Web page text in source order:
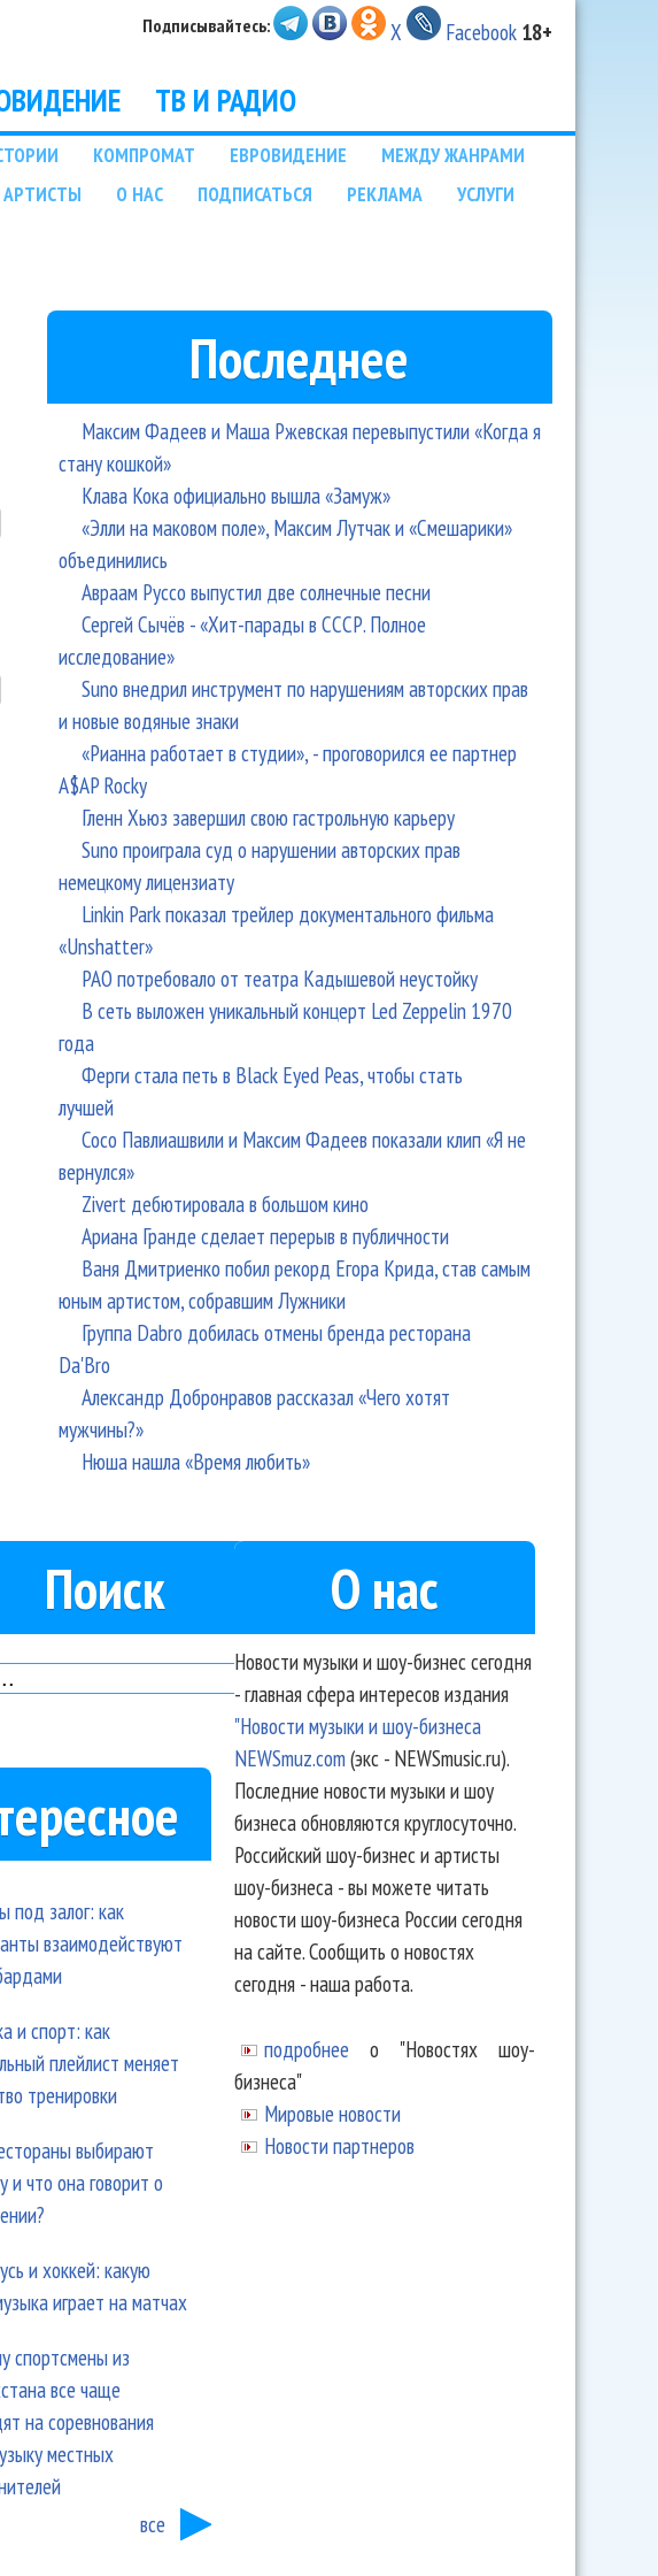
Подписывайтесь: X Facebook 18+
ТВ И РАДИО
КОМПРОМАТ ЕВРОВИДЕНИЕ
МЕЖДУ ЖАНРАМИ
АРТИСТЫ О НАС ПОДПИСАТЬСЯ РЕКЛАМА
УСЛУГИ
Последнее
Максим Фадеев и Маша Ржевская перевыпустили «Когда я
стану кошкой»
Клава Кока официально вышла «Замуж»
«Элли на маковом поле», Максим Лутчак и «Смешарики»
объединились
Авраам Руссо выпустил две солнечные песни
Сергей Сычёв - «Хит-парады в СССР. Полное
исследование»
Suno внедрил инструмент по нарушениям авторских прав
и новые водяные знаки
«Рианна работает в студии», - проговорился ее партнер
A$AP Rocky
Гленн Хьюз завершил свою гастрольную карьеру
Suno проиграла суд о нарушении авторских прав
немецкому лицензиату
Linkin Park показал трейлер документального фильма
«Unshatter»
РАО потребовало от театра Кадышевой неустойку
В сеть выложен уникальный концерт Led Zeppelin 1970
года
Ферги стала петь в Black Eyed Peas, чтобы стать
лучшей
Сосо Павлиашвили и Максим Фадеев показали клип «Я не
вернулся»
Zivert дебютировала в большом кино
Ариана Гранде сделает перерыв в публичности
Ваня Дмитриенко побил рекорд Егора Крида, став самым
юным артистом, собравшим Лужники
Группа Dabro добилась отмены бренда ресторана
Da'Bro
Александр Добронравов рассказал «Чего хотят
мужчины?»
Нюша нашла «Время любить»
Поиск
под залог: как
взаимодействуют
и спорт: как
плейлист меняет
тренировки
выбирают
и что она говорит о
и хоккей: какую
играет на матчах
спортсмены из
все чаще
на соревнования
местных
все
О нас
Новости музыки и шоу-бизнес сегодня
- главная сфера интересов издания
"Новости музыки и шоу-бизнеса
NEWSmuz.com(экс - NEWSmusic.ru).
Последние новости музыки и шоу
бизнеса обновляются круглосуточно.
Российский шоу-бизнес и артисты
шоу-бизнеса - вы можете читать
новости шоу-бизнеса России сегодня
на сайте. Сообщить о новостях
сегодня - наша работа.
подробнее о "Новостях шоу-
бизнеса"
Мировые новости
Новости партнеров